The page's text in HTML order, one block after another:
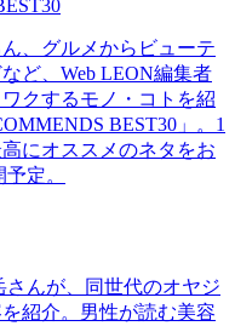
、グルメからビューテ
ど、Web LEON編集者
クするモノ・コトを紹
BEST30」。1
にオススメのネタをお
定。
さんが、同世代のオヤジ
紹介。男性が読む美容